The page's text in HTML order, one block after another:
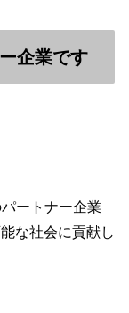
企業です
ートナー企業
な社会に貢献し